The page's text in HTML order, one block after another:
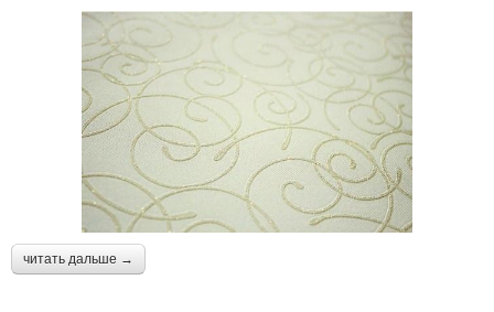
читать дальше →